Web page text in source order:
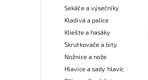
Sekáče a výsečníky
Kladivá a palice
Kliešte a hasáky
Skrutkovače a bity
Nožnice a nože
Hlavice a sady hlavíc